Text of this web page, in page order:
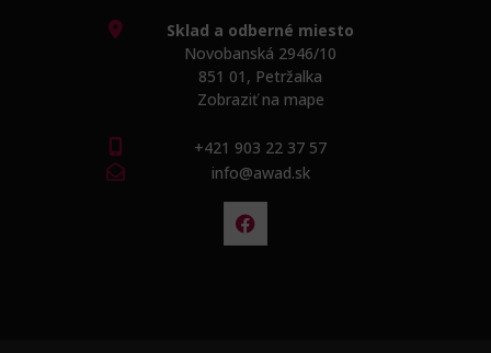
Sklad a odberné miesto
Novobanská 2946/10
851 01, Petržalka
Zobraziť na mape
+421 903 22 37 57
info@awad.sk